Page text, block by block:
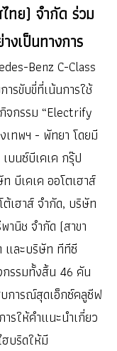
ทย) จำกัด ร่วม
งเป็นทางการ
Benz C-Class
รขับขี่ที่เน้นการใช้
จกรรม “Electrify
เทพฯ - พัทยา โดยมี
บนซ์บีเคเค กรุ๊ป
บีเคเค ออโตเฮาส์
เฮาส์ จำกัด, บริษัท
นิช จำกัด (สาขา
และบริษัท ทีทีซี
กรรมทั้งสิ้น 46 คัน
การณ์สุดเอ็กซ์คลูซีฟ
รให้คำแนะนำเกี่ยว
บริดให้มี